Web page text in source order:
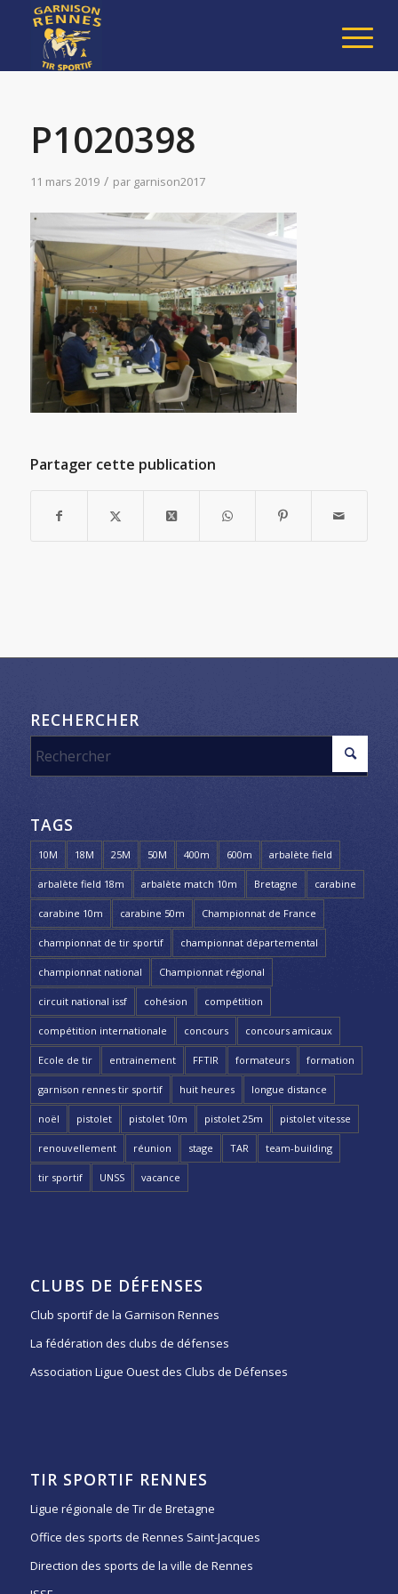
P1020398
11 mars 2019 / par garnison2017
Partager cette publication
RECHERCHER
TAGS
10M 18M 25M 50M 400m 600m arbalète field
arbalète field 18m arbalète match 10m Bretagne carabine
carabine 10m carabine 50m Championnat de France
championnat de tir sportif championnat départemental
championnat national Championnat régional
circuit national issf cohésion compétition
compétition internationale concours concours amicaux
Ecole de tir entrainement FFTIR formateurs formation
garnison rennes tir sportif huit heures longue distance
noël pistolet pistolet 10m pistolet 25m pistolet vitesse
renouvellement réunion stage TAR team-building
tir sportif UNSS vacance
CLUBS DE DÉFENSES
Club sportif de la Garnison Rennes
La fédération des clubs de défenses
Association Ligue Ouest des Clubs de Défenses
TIR SPORTIF RENNES
Ligue régionale de Tir de Bretagne
Office des sports de Rennes Saint-Jacques
Direction des sports de la ville de Rennes